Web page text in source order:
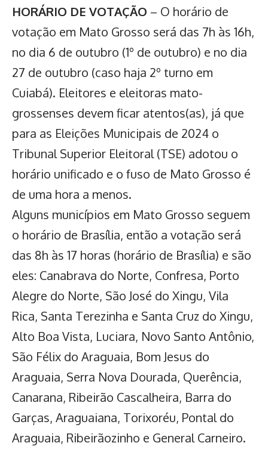
HORÁRIO DE VOTAÇÃO – O horário de
votação em Mato Grosso será das 7h às 16h,
no dia 6 de outubro (1º de outubro) e no dia
27 de outubro (caso haja 2º turno em
Cuiabá). Eleitores e eleitoras mato-
grossenses devem ficar atentos(as), já que
para as Eleições Municipais de 2024 o
Tribunal Superior Eleitoral (TSE) adotou o
horário unificado e o fuso de Mato Grosso é
de uma hora a menos.
Alguns municípios em Mato Grosso seguem
o horário de Brasília, então a votação será
das 8h às 17 horas (horário de Brasília) e são
eles: Canabrava do Norte, Confresa, Porto
Alegre do Norte, São José do Xingu, Vila
Rica, Santa Terezinha e Santa Cruz do Xingu,
Alto Boa Vista, Luciara, Novo Santo Antônio,
São Félix do Araguaia, Bom Jesus do
Araguaia, Serra Nova Dourada, Querência,
Canarana, Ribeirão Cascalheira, Barra do
Garças, Araguaiana, Torixoréu, Pontal do
Araguaia, Ribeirãozinho e General Carneiro.